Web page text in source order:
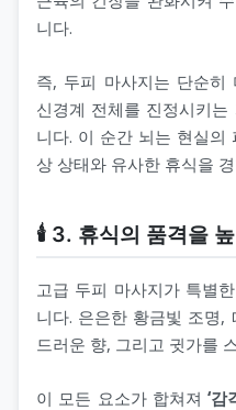
니다.
즉, 두피 마사지는 단순히
신경계 전체를 진정시키는
니다. 이 순간 뇌는 현실의
상 상태와 유사한 휴식을
🕯️ 3. 휴식의 품격을
고급 두피 마사지가 특별
니다. 은은한 황금빛 조명,
드러운 향, 그리고 귓가를
이 모든 요소가 합쳐져 ‘감